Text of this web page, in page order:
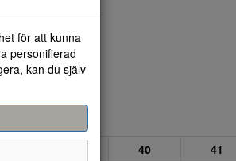
40 41
för att kunna
personifierad
kan du själv